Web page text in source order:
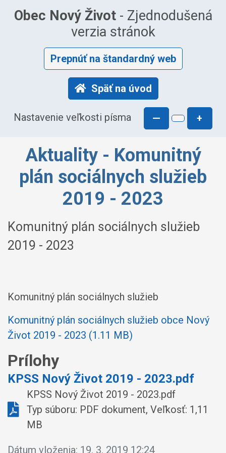
Obec Nový Život- Zjednodušená
verzia stránok
Prepnúť na štandardný web
Späť na úvod
Nastavenie veľkosti písma — +
Aktuality - Komunitný
plán sociálnych služieb
2019 - 2023
Komunitný plán sociálnych služieb
2019 - 2023
Komunitný plán sociálnych služieb
Komunitný plán sociálnych služieb obce Nový
Život 2019 - 2023 (1.11 MB)
Prílohy
KPSS Nový Život 2019 - 2023.pdf
KPSS Nový Život 2019 - 2023.pdf
Typ súboru: PDF dokument, Veľkosť: 1,11
MB
Dátum vloženia: 19. 3. 2019 12:24